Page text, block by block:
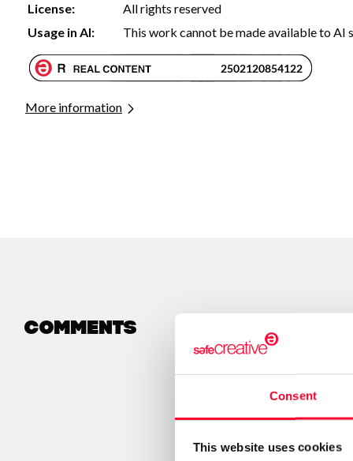
Consent
This website uses cookies
License:
All rights reserved
Usage in AI:
This work cannot be made available to AI
More information
Comments